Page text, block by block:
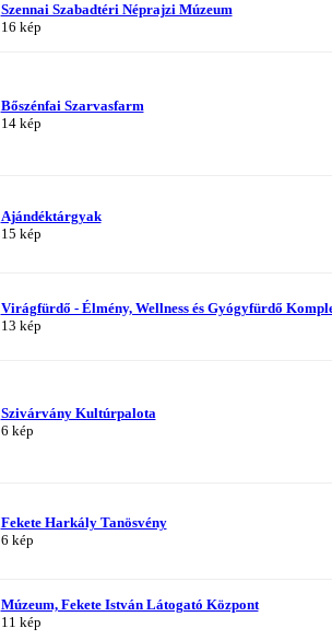
Szennai Szabadtéri Néprajzi Múzeum
16 kép
Bőszénfai Szarvasfarm
14 kép
Ajándéktárgyak
15 kép
Virágfürdő - Élmény, Wellness és Gyógyfürdő
13 kép
Szivárvány Kultúrpalota
6 kép
Fekete Harkály Tanösvény
6 kép
Múzeum, Fekete István Látogató Központ
11 kép